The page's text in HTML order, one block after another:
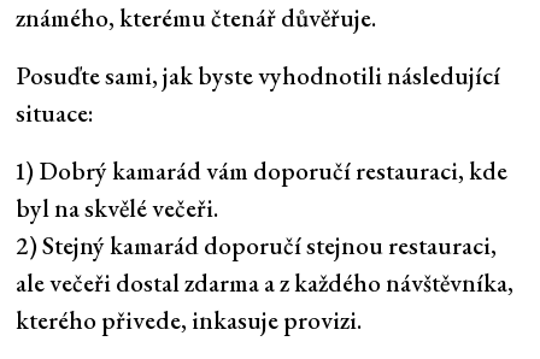
známého, kterému čtenář důvěřuje.
Posuďte sami, jak byste vyhodnotili následující
situace:
1) Dobrý kamarád vám doporučí restauraci, kde
byl na skvělé večeři.
2) Stejný kamarád doporučí stejnou restauraci,
ale večeři dostal zdarma a z každého návštěvníka,
kterého přivede, inkasuje provizi.